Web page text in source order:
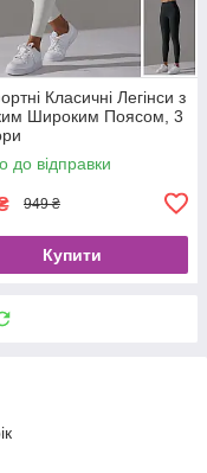
Класичні Легінси з
Широким Поясом, 3
до відправки
949 ₴
Купити